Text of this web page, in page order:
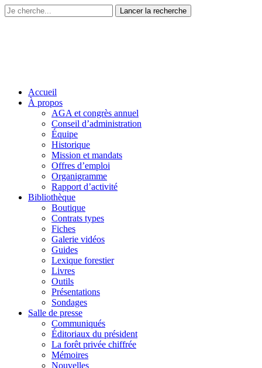
Accueil
À propos
AGA et congrès annuel
Conseil d’administration
Équipe
Historique
Mission et mandats
Offres d’emploi
Organigramme
Rapport d’activité
Bibliothèque
Boutique
Contrats types
Fiches
Galerie vidéos
Guides
Lexique forestier
Livres
Outils
Présentations
Sondages
Salle de presse
Communiqués
Éditoriaux du président
La forêt privée chiffrée
Mémoires
Nouvelles